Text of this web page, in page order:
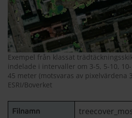
Exempel från klassat
indelade i intervaller om 3-5, 5-10,
45 meter (motsvaras av pixelvärdena
ESRI/Boverket
Filnamn